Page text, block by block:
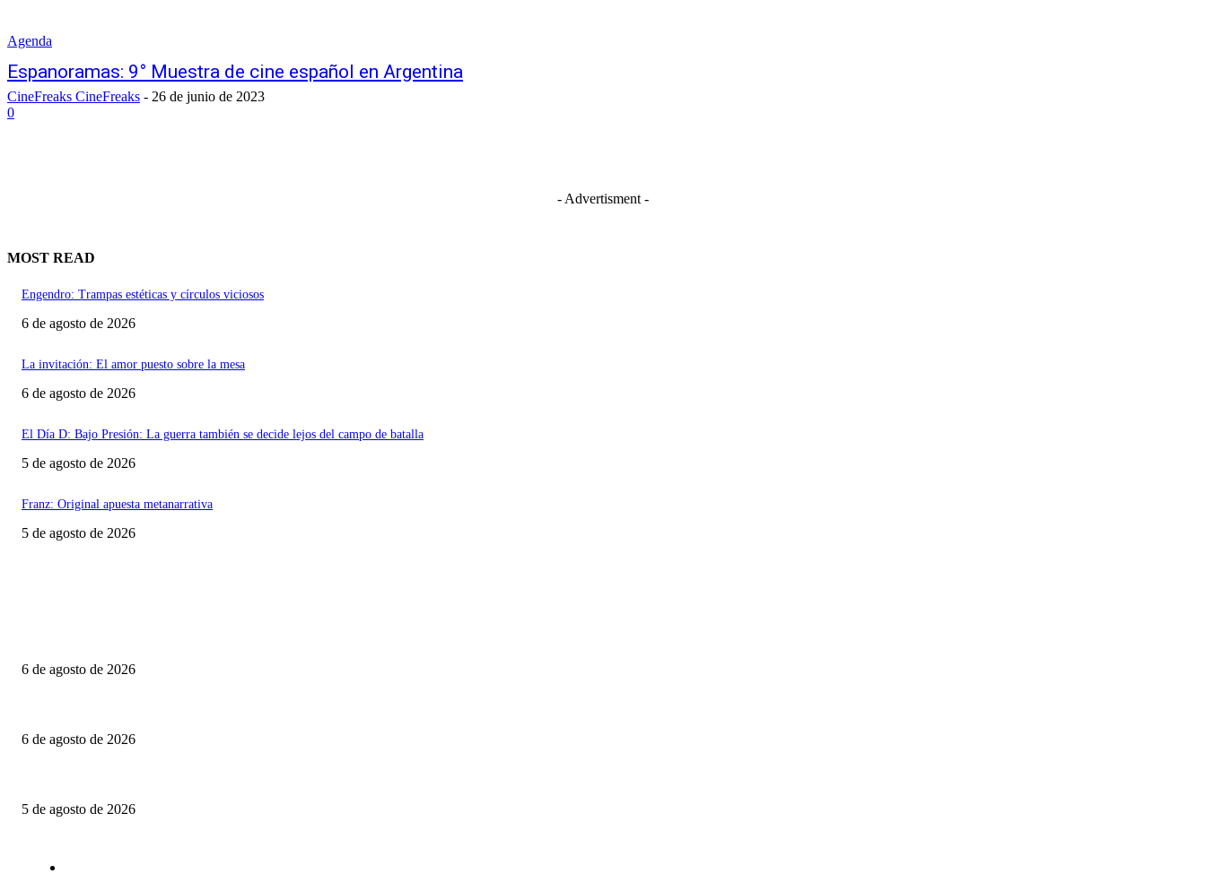
Agenda
Espanoramas: 9° Muestra de cine español en Argentina
CineFreaks CineFreaks - 26 de junio de 2023
0
- Advertisment -
MOST READ
Engendro: Trampas estéticas y círculos viciosos
6 de agosto de 2026
La invitación: El amor puesto sobre la mesa
6 de agosto de 2026
El Día D: Bajo Presión: La guerra también se decide lejos del campo de batalla
5 de agosto de 2026
Franz: Original apuesta metanarrativa
5 de agosto de 2026
6 de agosto de 2026
6 de agosto de 2026
5 de agosto de 2026